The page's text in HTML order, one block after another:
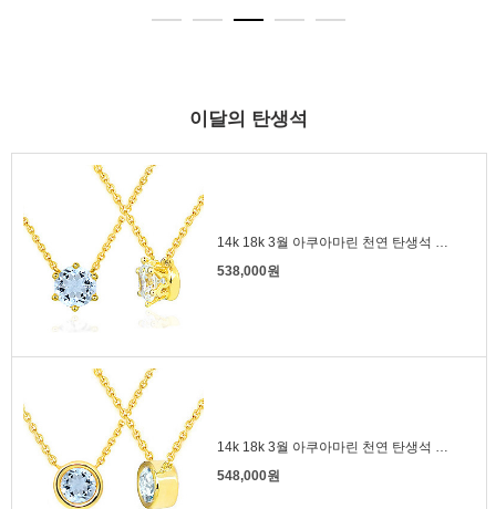
이달의 탄생석
14k 18k 3월 아쿠아마린 천연 탄생석 목걸이 왕관
538,000원
548,000원